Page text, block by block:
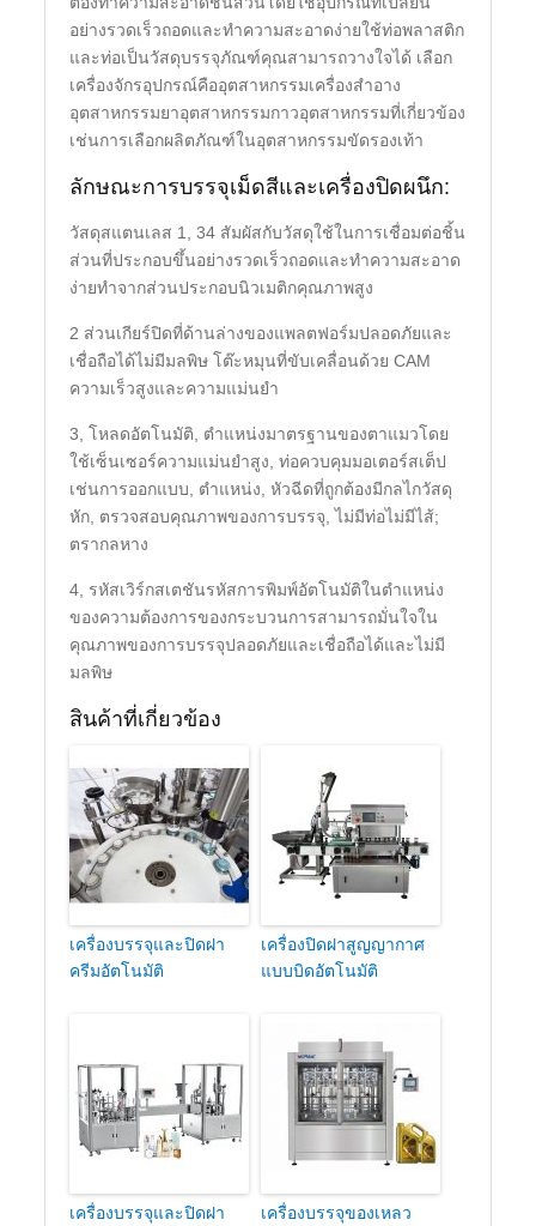
อย่างรวดเร็วถอดและทำความสะอาดง่ายใช้ท่อพลาสติก
และท่อเป็นวัสดุบรรจุภัณฑ์คุณสามารถวางใจได้ เลือก
เครื่องจักรอุปกรณ์คืออุตสาหกรรมเครื่องสำอาง
อุตสาหกรรมยาอุตสาหกรรมกาวอุตสาหกรรมที่เกี่ยวข้อง
เช่นการเลือกผลิตภัณฑ์ในอุตสาหกรรมขัดรองเท้า
ลักษณะการบรรจุเม็ดสีและเครื่องปิดผนึก:
วัสดุสแตนเลส 1, 34 สัมผัสกับวัสดุใช้ในการเชื่อมต่อชิ้น
ส่วนที่ประกอบขึ้นอย่างรวดเร็วถอดและทำความสะอาด
ง่ายทำจากส่วนประกอบนิวเมติกคุณภาพสูง
2 ส่วนเกียร์ปิดที่ด้านล่างของแพลตฟอร์มปลอดภัยและ
เชื่อถือได้ไม่มีมลพิษ โต๊ะหมุนที่ขับเคลื่อนด้วย CAM
ความเร็วสูงและความแม่นยำ
3, โหลดอัตโนมัติ, ตำแหน่งมาตรฐานของตาแมวโดย
ใช้เซ็นเซอร์ความแม่นยำสูง, ท่อควบคุมมอเตอร์สเต็ป
เช่นการออกแบบ, ตำแหน่ง, หัวฉีดที่ถูกต้องมีกลไกวัสดุ
หัก, ตรวจสอบคุณภาพของการบรรจุ, ไม่มีท่อไม่มีไส้;
ตรากลหาง
4, รหัสเวิร์กสเตชันรหัสการพิมพ์อัตโนมัติในตำแหน่ง
ของความต้องการของกระบวนการสามารถมั่นใจใน
คุณภาพของการบรรจุปลอดภัยและเชื่อถือได้และไม่มี
มลพิษ
สินค้าที่เกี่ยวข้อง
เครื่องบรรจุและปิดฝา
ครีมอัตโนมัติ
เครื่องปิดฝาสูญญากาศ
แบบบิดอัตโนมัติ
เครื่องบรรจุและปิดฝา
เครื่องบรรจุของเหลว